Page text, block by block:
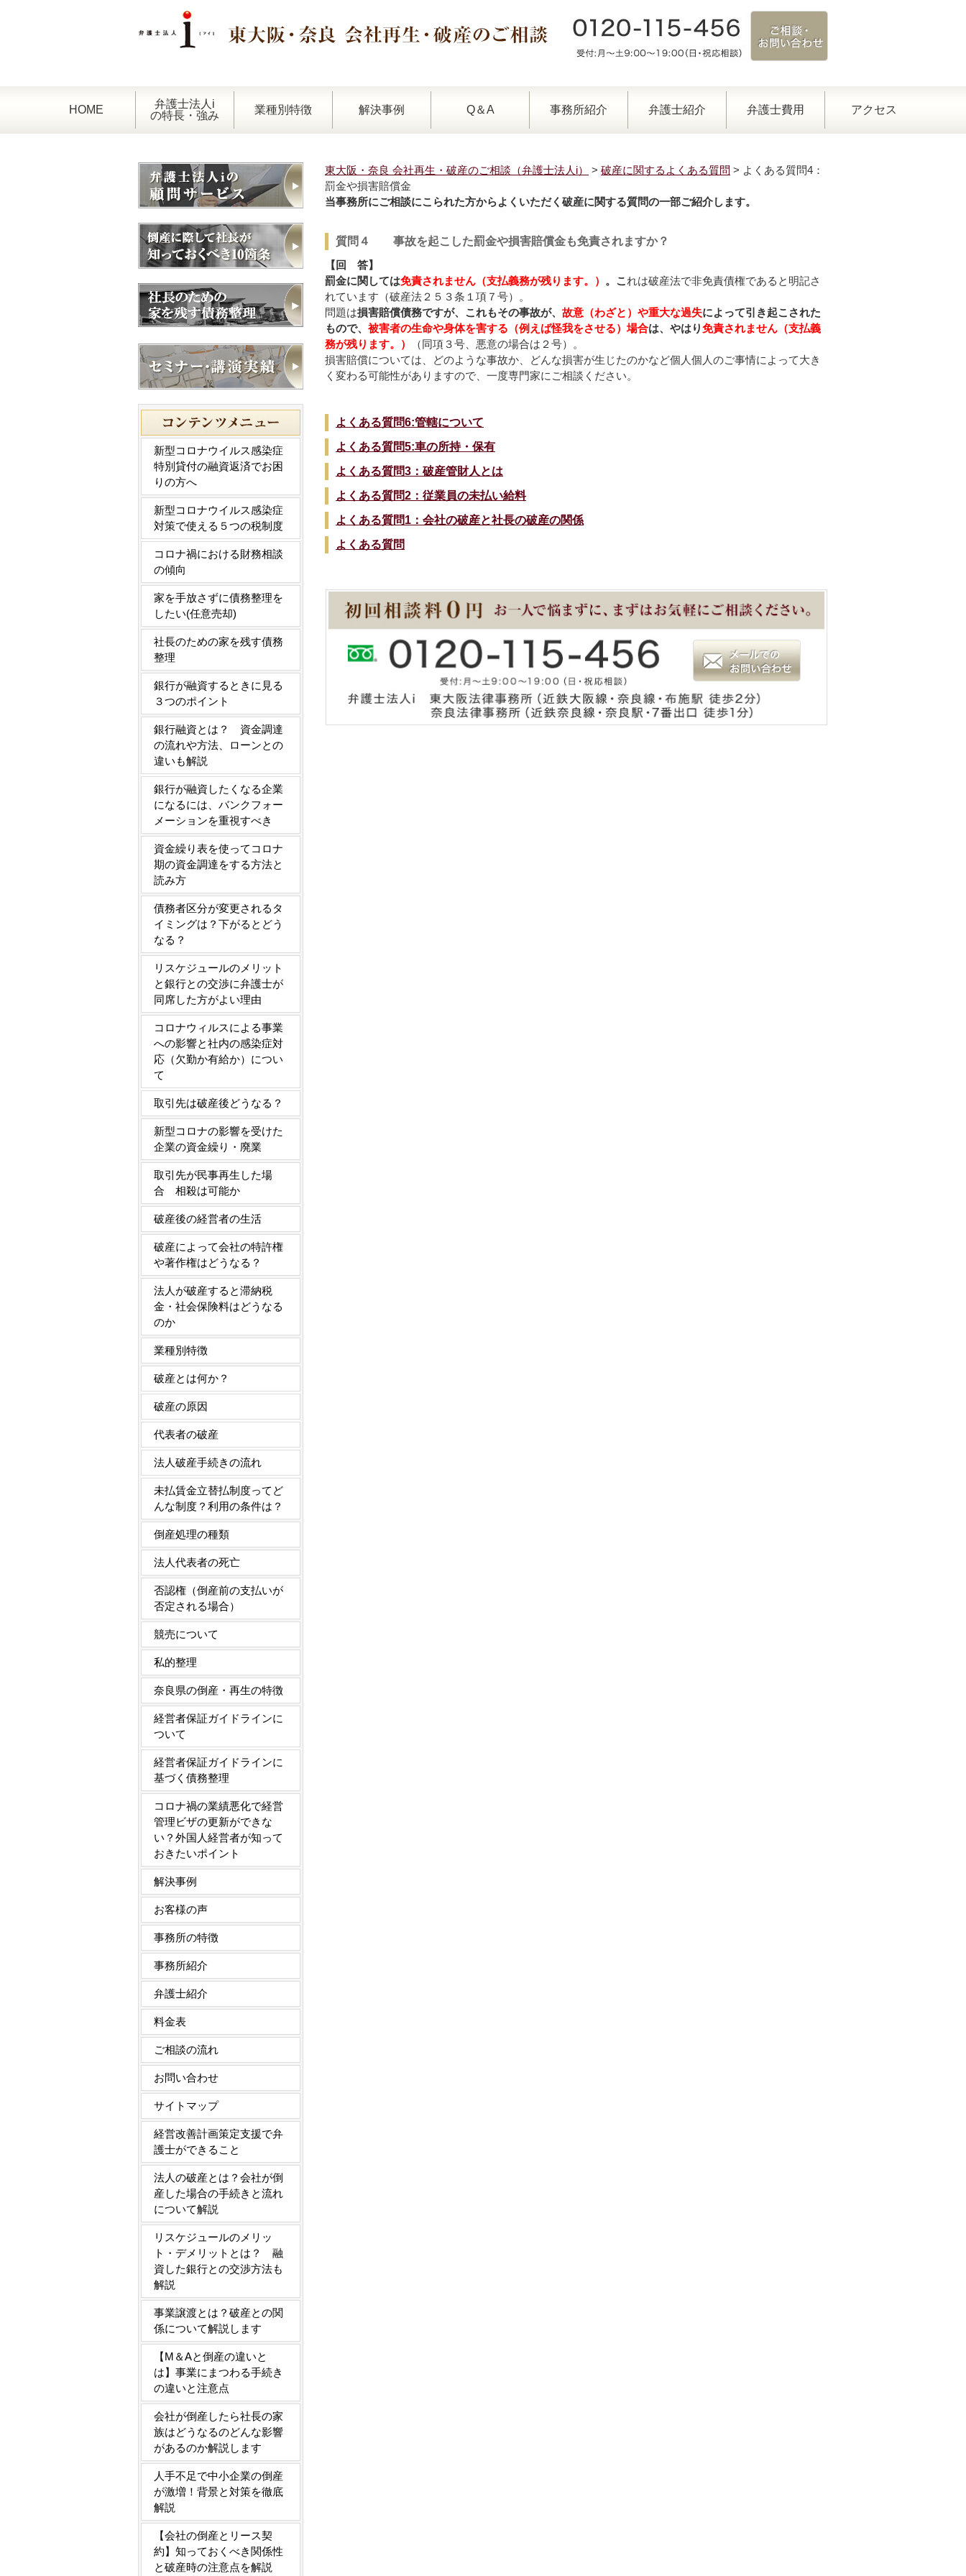
HOME
弁護士法人i
の特長・強み
業種別特徴 解決事例 Q＆A 事務所紹介 弁護士紹介 弁護士費用 アクセス
東大阪・奈良 会社再生・破産のご相談（弁護士法人i） > 破産に関するよくある質問 > よくある質問4：
罰金や損害賠償金
当事務所にご相談にこられた方からよくいただく破産に関する質問の一部ご紹介します。
質問４ 事故を起こした罰金や損害賠償金も免責されますか？
【回 答】
罰金に関しては免責されません（支払義務が残ります。） 。こ れは破産法で非免責債権であると明記さ
れています（破産法２５３条１項７号）。
問題は損害賠償債務ですが、これもその事故が、 故意（わざと）や重大な過失によって引き起こされた
もので、 被害者の生命や身体を害する（例えば怪我をさせる）場合は、やはり免責されません（支払義
務が残ります。）
（同項３号、悪意の場合は２号）。
損害賠償については、どのような事故か、どんな損害が生じたのかなど個人個人のご事情によって大き
く変わる可能性がありますので、一度専門家にご相談ください。
よくある質問6:管轄について
よくある質問5:車の所持・保有
よくある質問3：破産管財人とは
よくある質問2：従業員の未払い給料
よくある質問1：会社の破産と社長の破産の関係
よくある質問
新型コロナウイルス感染症
特別貸付の融資返済でお困
りの方へ
新型コロナウイルス感染症
対策で使える５つの税制度
コロナ禍における財務相談
の傾向
家を手放さずに債務整理を
したい(任意売却)
社長のための家を残す債務
整理
銀行が融資するときに見る
３つのポイント
銀行融資とは？ 資金調達
の流れや方法、ローンとの
違いも解説
銀行が融資したくなる企業
になるには、バンクフォー
メーションを重視すべき
資金繰り表を使ってコロナ
期の資金調達をする方法と
読み方
債務者区分が変更されるタ
イミングは？下がるとどう
なる？
リスケジュールのメリット
と銀行との交渉に弁護士が
同席した方がよい理由
コロナウィルスによる事業
への影響と社内の感染症対
応（欠勤か有給か）につい
て
取引先は破産後どうなる？
新型コロナの影響を受けた
企業の資金繰り・廃業
取引先が民事再生した場
合 相殺は可能か
破産後の経営者の生活
破産によって会社の特許権
や著作権はどうなる？
法人が破産すると滞納税
金・社会保険料はどうなる
のか
業種別特徴
破産とは何か？
破産の原因
代表者の破産
法人破産手続きの流れ
未払賃金立替払制度ってど
んな制度？利用の条件は？
倒産処理の種類
法人代表者の死亡
否認権（倒産前の支払いが
否定される場合）
競売について
私的整理
奈良県の倒産・再生の特徴
経営者保証ガイドラインに
ついて
経営者保証ガイドラインに
基づく債務整理
コロナ禍の業績悪化で経営
管理ビザの更新ができな
い？外国人経営者が知って
おきたいポイント
解決事例
お客様の声
事務所の特徴
事務所紹介
弁護士紹介
料金表
ご相談の流れ
お問い合わせ
サイトマップ
経営改善計画策定支援で弁
護士ができること
法人の破産とは？会社が倒
産した場合の手続きと流れ
について解説
リスケジュールのメリッ
ト・デメリットとは？ 融
資した銀行との交渉方法も
解説
事業譲渡とは？破産との関
係について解説します
【M＆Aと倒産の違いと
は】事業にまつわる手続き
の違いと注意点
会社が倒産したら社長の家
族はどうなるのどんな影響
があるのか解説します
人手不足で中小企業の倒産
が激増！背景と対策を徹底
解説
【会社の倒産とリース契
約】知っておくべき関係性
と破産時の注意点を解説